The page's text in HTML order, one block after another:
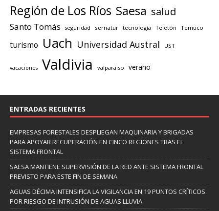
Región de Los Ríos Saesa salud
Santo Tomás seguridad sernatur tecnología Teletón Temuco
turismo Uach Universidad Austral UST
vacaciones Valdivia valparaiso verano
ENTRADAS RECIENTES
EMPRESAS FORESTALES DESPLIEGAN MAQUINARIA Y BRIGADAS
PARA APOYAR RECUPERACIÓN EN CINCO REGIONES TRAS EL
SISTEMA FRONTAL
SAESA MANTIENE SUPERVISIÓN DE LA RED ANTE SISTEMA FRONTAL
PREVISTO PARA ESTE FIN DE SEMANA
AGUAS DÉCIMA INTENSIFICA LA VIGILANCIA EN 19 PUNTOS CRÍTICOS
POR RIESGO DE INTRUSIÓN DE AGUAS LLUVIA